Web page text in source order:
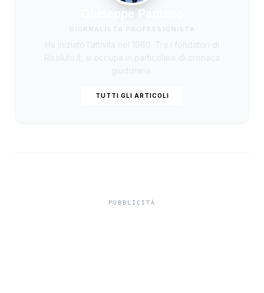
Giuseppe Pantano
TUTTI GLI ARTICOLI